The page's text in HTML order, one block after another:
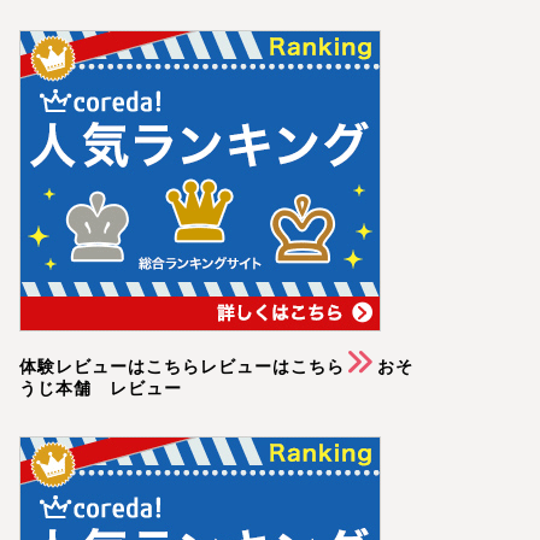
体験レビューはこちらレビューはこちら
おそ
うじ本舗 レビュー